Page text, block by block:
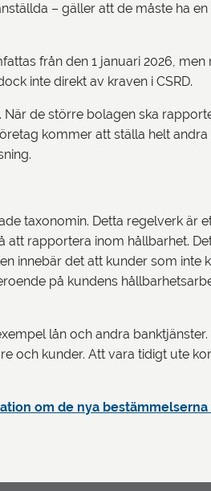
– gäller att de måste ha
från den 1 januari 2026,
inte direkt av kraven i CSRD.
de större bolagen ska
kommer att ställa helt
taxonomin. Detta regelverk är
rapportera inom hållbarhet.
innebär det att kunder som inte
på kundens
lån och andra
kunder. Att vara tidigt ute
om de nya